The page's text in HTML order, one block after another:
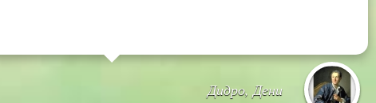
Дидро, Дени